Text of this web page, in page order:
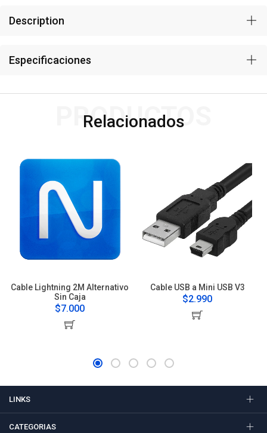
Description
Especificaciones
Relacionados
PRODUCTOS
Cable Lightning 2M Alternativo
Sin Caja
$7.000
Cable USB a Mini USB V3
$2.990
LINKS
CATEGORIAS